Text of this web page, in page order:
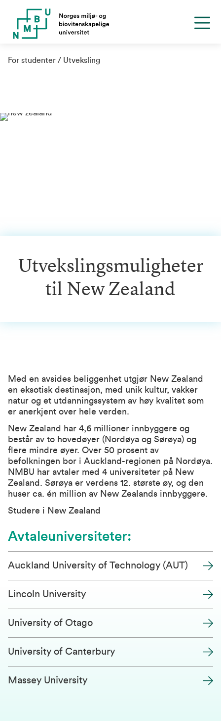
For studenter Utveksling
Utvekslingsmuligheter
til New Zealand
Med en avsides beliggenhet utgjør New Zealand
en eksotisk destinasjon, med unik kultur, vakker
natur og et utdanningssystem av høy kvalitet som
er anerkjent over hele verden.
New Zealand har 4,6 millioner innbyggere og
består av to hovedøyer (Nordøya og Sørøya) og
flere mindre øyer. Over 50 prosent av
befolkningen bor i Auckland-regionen på Nordøya.
NMBU har avtaler med 4 universiteter på New
Zealand. Sørøya er verdens 12. største øy, og den
huser ca. én million av New Zealands innbyggere.
Studere i New Zealand
Avtaleuniversiteter:
Auckland University of Technology (AUT)
Lincoln University
University of Otago
University of Canterbury
Massey University